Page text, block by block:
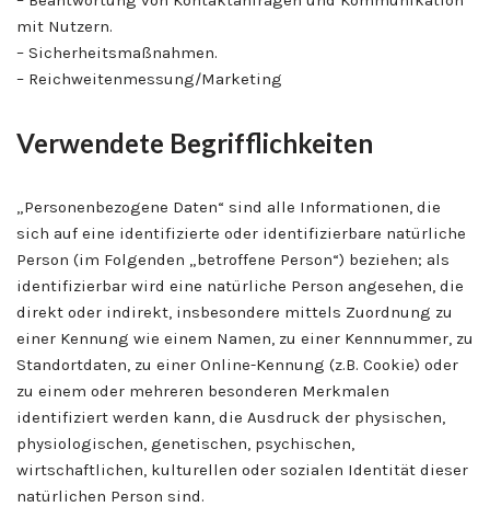
mit Nutzern.
– Sicherheitsmaßnahmen.
– Reichweitenmessung/Marketing
Verwendete Begrifflichkeiten
„Personenbezogene Daten“ sind alle Informationen, die
sich auf eine identifizierte oder identifizierbare natürliche
Person (im Folgenden „betroffene Person“) beziehen; als
identifizierbar wird eine natürliche Person angesehen, die
direkt oder indirekt, insbesondere mittels Zuordnung zu
einer Kennung wie einem Namen, zu einer Kennnummer, zu
Standortdaten, zu einer Online-Kennung (z.B. Cookie) oder
zu einem oder mehreren besonderen Merkmalen
identifiziert werden kann, die Ausdruck der physischen,
physiologischen, genetischen, psychischen,
wirtschaftlichen, kulturellen oder sozialen Identität dieser
natürlichen Person sind.